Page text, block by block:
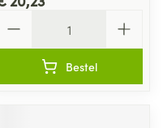
Bestel